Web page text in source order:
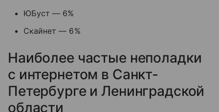
ЮБуст — 6%
Скайнет — 6%
Наиболее частые неполадки
с интернетом в Санкт-
Петербурге и Ленинградской
области